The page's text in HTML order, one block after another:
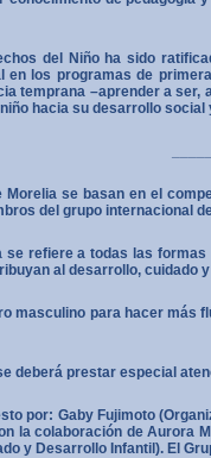
del Niño ha sido
en los programas de
temprana –aprender a
hacia su desarrollo social
se basan en el
del grupo internacional
se refiere a todas las
al desarrollo, cuidado
masculino para hacer
deberá prestar especial
por: Gaby Fujimoto
la colaboración de Aurora
y Desarrollo Infantil). El